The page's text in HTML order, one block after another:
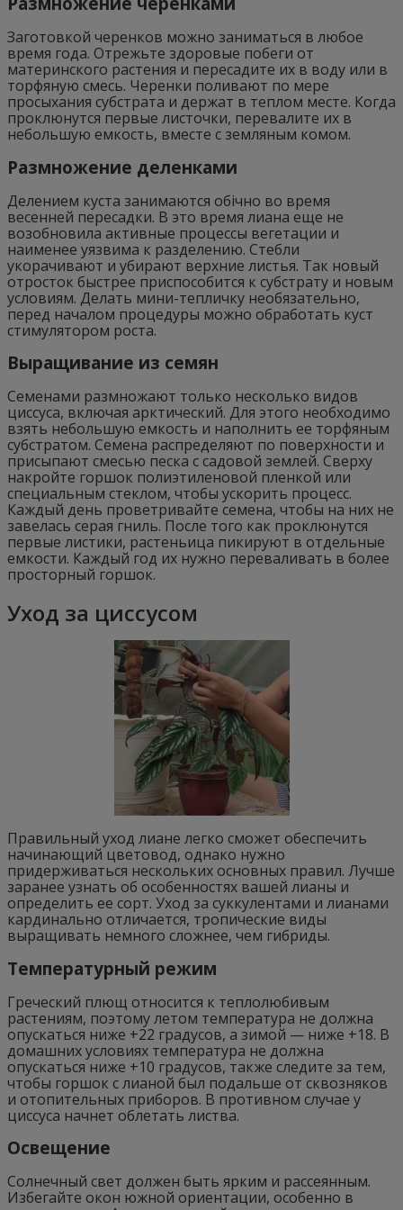
Заготовкой черенков можно заниматься в любое
время года. Отрежьте здоровые побеги от
материнского растения и пересадите их в воду или в
торфяную смесь. Черенки поливают по мере
просыхания субстрата и держат в теплом месте. Когда
проклюнутся первые листочки, перевалите их в
небольшую емкость, вместе с земляным комом.
Размножение деленками
Делением куста занимаются обічно во время
весенней пересадки. В это время лиана еще не
возобновила активные процессы вегетации и
наименее уязвима к разделению. Стебли
укорачивают и убирают верхние листья. Так новый
отросток быстрее приспособится к субстрату и новым
условиям. Делать мини-тепличку необязательно,
перед началом процедуры можно обработать куст
стимулятором роста.
Выращивание из семян
Семенами размножают только несколько видов
циссуса, включая арктический. Для этого необходимо
взять небольшую емкость и наполнить ее торфяным
субстратом. Семена распределяют по поверхности и
присыпают смесью песка с садовой землей. Сверху
накройте горшок полиэтиленовой пленкой или
специальным стеклом, чтобы ускорить процесс.
Каждый день проветривайте семена, чтобы на них не
завелась серая гниль. После того как проклюнутся
первые листики, растеньица пикируют в отдельные
емкости. Каждый год их нужно переваливать в более
просторный горшок.
Уход за циссусом
Правильный уход лиане легко сможет обеспечить
начинающий цветовод, однако нужно
придерживаться нескольких основных правил. Лучше
заранее узнать об особенностях вашей лианы и
определить ее сорт. Уход за суккулентами и лианами
кардинально отличается, тропические виды
выращивать немного сложнее, чем гибриды.
Температурный режим
Греческий плющ относится к теплолюбивым
растениям, поэтому летом температура не должна
опускаться ниже +22 градусов, а зимой — ниже +18. В
домашних условиях температура не должна
опускаться ниже +10 градусов, также следите за тем,
чтобы горшок с лианой был подальше от сквозняков
и отопительных приборов. В противном случае у
циссуса начнет облетать листва.
Освещение
Солнечный свет должен быть ярким и рассеянным.
Избегайте окон южной ориентации, особенно в